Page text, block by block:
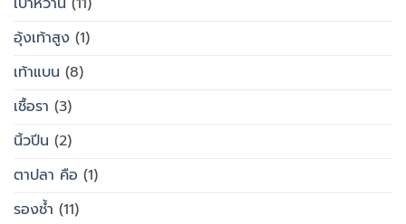
อุ้งเท้าสูง (1)
เท้าแบน (8)
เชื้อรา (3)
นิ้วปีน (2)
ตาปลา คือ (1)
รองช้ำ (11)